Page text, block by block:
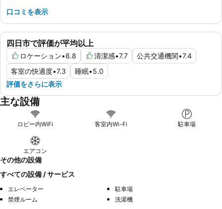
四日市で評価が平均以上
ロケーション•8.8 清潔感•7.7 公共交通機関•7.4
客室の快適度•7.3 睡眠•5.0
評価をさらに表示
口コミを表示
主な設備
ロビー内WiFi 客室内Wi-Fi 駐車場
エアコン
その他の設備
すべての設備 / サービス
エレベーター
駐車場
禁煙ルーム
洗濯機